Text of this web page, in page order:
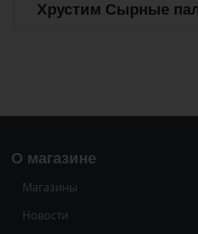
Хрустим Сырные
О магазине
Магазины
Новости